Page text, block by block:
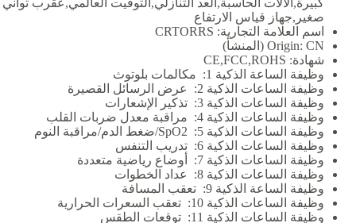
صغير,جهاز قياس الارتفاع
اسم العلامة التجارية: CRTORRS
Origin: CN (المنشأ)
شهادة: CE,FCC,ROHS
وظيفة الساعة الذكية 1:
مكالمات بلوتوث
وظيفة الساعات الذكية 2:
عرض الرسائل القصيرة
وظيفة الساعات الذكية 3:
تذكير الإشعارات
وظيفة الساعات الذكية 4:
مراقبة معدل ضربات القلب
وظيفة الساعات الذكية 5:
SpO2/ضغط الدم/مراقبة النوم
وظيفة الساعات الذكية 6:
تدريب التنفس
وظيفة الساعات الذكية 7:
أوضاع رياضية متعددة
وظيفة الساعات الذكية 8:
عداد الخطوات
وظيفة الساعة الذكية 9:
تعقب المسافة
وظيفة الساعات الذكية 10:
تعقب السعرات الحرارية
وظيفة الساعات الذكية 11:
توقعات الطقس